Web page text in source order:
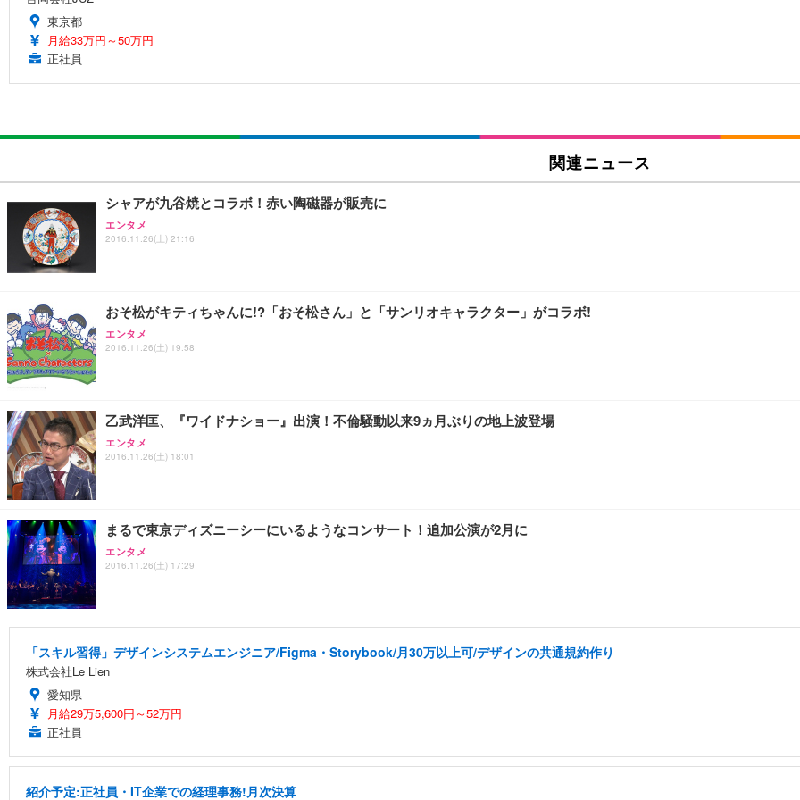
東京都
月給33万円～50万円
正社員
関連ニュース
シャアが九谷焼とコラボ！赤い陶磁器が販売に
エンタメ
2016.11.26(土) 21:16
おそ松がキティちゃんに!?「おそ松さん」と「サンリオキャラクター」がコラボ!
エンタメ
2016.11.26(土) 19:58
乙武洋匡、『ワイドナショー』出演！不倫騒動以来9ヵ月ぶりの地上波登場
エンタメ
2016.11.26(土) 18:01
まるで東京ディズニーシーにいるようなコンサート！追加公演が2月に
エンタメ
2016.11.26(土) 17:29
「スキル習得」デザインシステムエンジニア/Figma・Storybook/月30万以上可/デザインの共通規約作り
株式会社Le Lien
愛知県
月給29万5,600円～52万円
正社員
紹介予定:正社員・IT企業での経理事務!月次決算